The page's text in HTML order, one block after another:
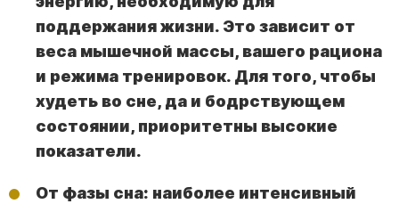
поддержания жизни. Это зависит от
веса мышечной массы, вашего рациона
и режима тренировок. Для того, чтобы
худеть во сне, да и бодрствующем
состоянии, приоритетны высокие
показатели.
От фазы сна: наиболее интенсивный